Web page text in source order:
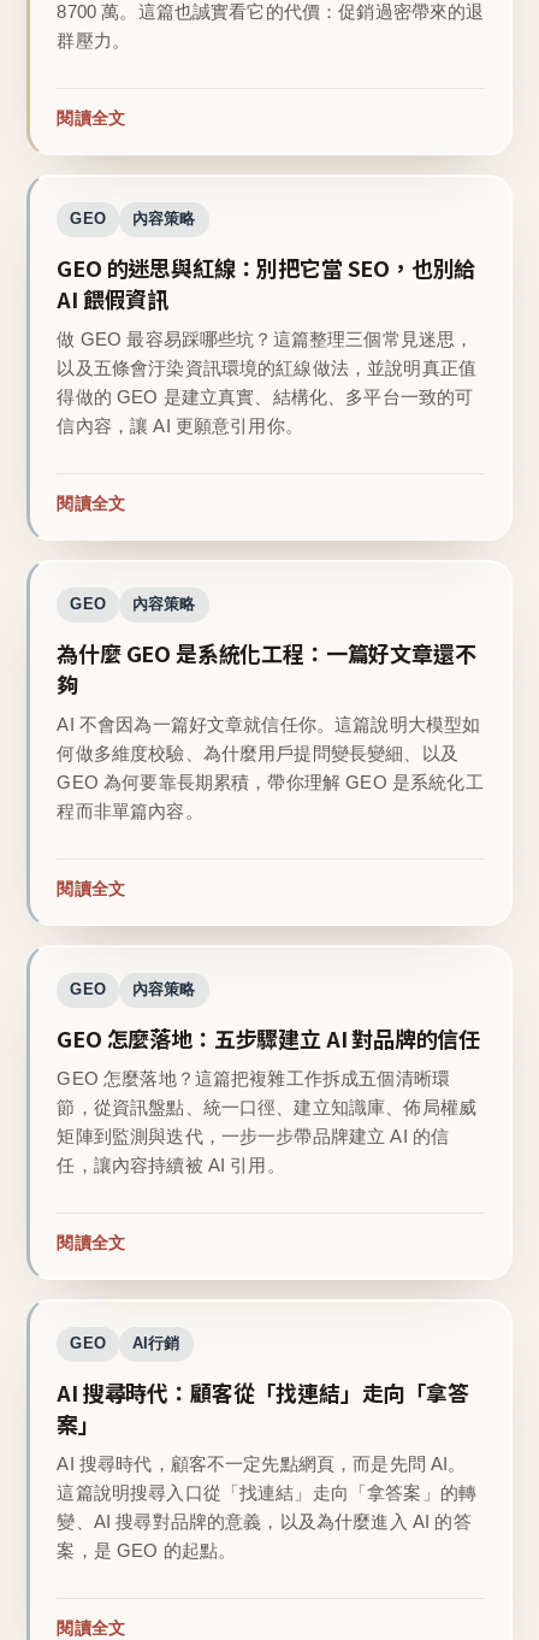
8700 萬。這篇也誠實看它的代價：促銷過密帶來的退
群壓力。
閱讀全文
GEO 內容策略
GEO 的迷思與紅線：別把它當 SEO，也別給
AI 餵假資訊
做 GEO 最容易踩哪些坑？這篇整理三個常見迷思，
以及五條會汙染資訊環境的紅線做法，並說明真正值
得做的 GEO 是建立真實、結構化、多平台一致的可
信內容，讓 AI 更願意引用你。
閱讀全文
GEO 內容策略
為什麼 GEO 是系統化工程：一篇好文章還不
夠
AI 不會因為一篇好文章就信任你。這篇說明大模型如
何做多維度校驗、為什麼用戶提問變長變細、以及
GEO 為何要靠長期累積，帶你理解 GEO 是系統化工
程而非單篇內容。
閱讀全文
GEO 內容策略
GEO 怎麼落地：五步驟建立 AI 對品牌的信任
GEO 怎麼落地？這篇把複雜工作拆成五個清晰環
節，從資訊盤點、統一口徑、建立知識庫、佈局權威
矩陣到監測與迭代，一步一步帶品牌建立 AI 的信
任，讓內容持續被 AI 引用。
閱讀全文
GEO AI行銷
AI 搜尋時代：顧客從「找連結」走向「拿答
案」
AI 搜尋時代，顧客不一定先點網頁，而是先問 AI。
這篇說明搜尋入口從「找連結」走向「拿答案」的轉
變、AI 搜尋對品牌的意義，以及為什麼進入 AI 的答
案，是 GEO 的起點。
閱讀全文